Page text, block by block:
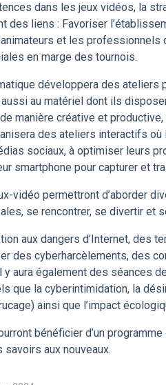
dans les jeux vidéos, la
des liens : Favoriser
et les professionnels
en marge des tournois.
développera des ateliers
au matériel dont ils
manière créative et
des ateliers interactifs
sociaux, à optimiser leurs
smartphone pour capturer et
vidéo permettront d’aborder
se rencontrer, se divertir et
aux dangers d’Internet, des
des cyberharcèlements, des
y aura également des séances
que la cyberintimidation, la
ainsi que l’impact
bénéficier d’un
aux nouveaux.